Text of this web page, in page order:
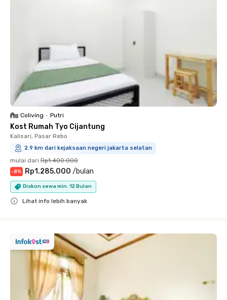
Coliving • Putri
Kost Rumah Tyo Cijantung
Kalisari, Pasar Rebo
2.9 km dari kejaksaan negeri jakarta selatan
mulai dari Rp1.400.000
-8% Rp1.285.000 /bulan
Diskon sewa min. 12 Bulan
Lihat info lebih banyak